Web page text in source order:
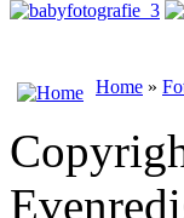
Home »